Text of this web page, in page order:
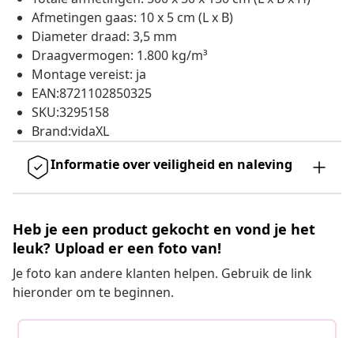
Afmetingen gaas: 10 x 5 cm (L x B)
Diameter draad: 3,5 mm
Draagvermogen: 1.800 kg/m³
Montage vereist: ja
EAN:8721102850325
SKU:3295158
Brand:vidaXL
Informatie over veiligheid en naleving
Heb je een product gekocht en vond je het
leuk? Upload er een foto van!
Je foto kan andere klanten helpen. Gebruik de link
hieronder om te beginnen.